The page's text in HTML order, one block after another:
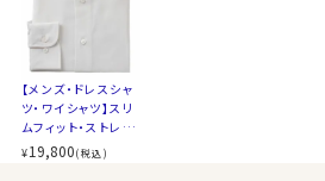
このようにウールは冬暖かく、夏涼し
る温度調節機能が備わっています。
・着心地抜群～通年着用可能
ウールというと重い印象がありますが
【メンズ・ドレスシャ
ツ・ワイシャツ】スリ
ムフィット・ストレッ
チ・メリノウール・イ
タリア製生地・イー
¥19,800(税込)